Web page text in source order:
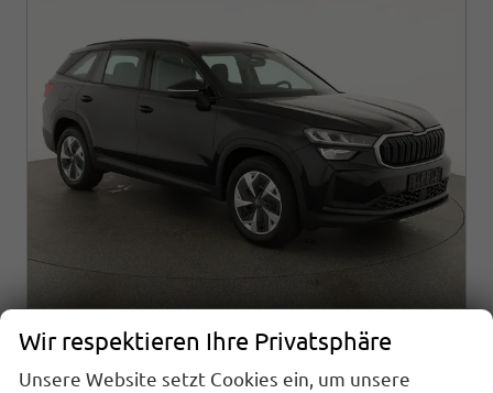
Skoda Kodiaq
unverbindliche Lieferzeit:10.08.2026 Fahrzeug mit Tageszulassung
Wir respektieren Ihre Privatsphäre
Unsere Website setzt Cookies ein, um unsere